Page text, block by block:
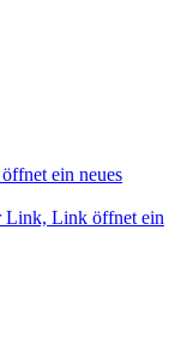
ein neues
Link, Link öffnet ein